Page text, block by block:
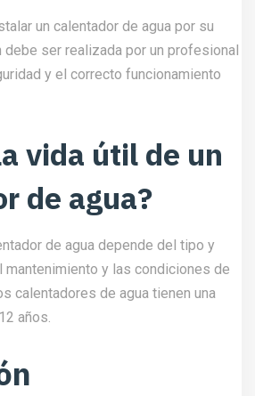
un calentador de agua por su
debe ser realizada por un profesional
y el correcto funcionamiento
vida útil de un
de agua?
de agua depende del tipo y
mantenimiento y las condiciones de
calentadores de agua tienen una
años.